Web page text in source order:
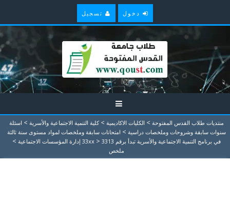
دخول تسجيل
منتديات طلاب القدس المفتوحة > الكليات الاكاديمية > كلية التنمية الاجتماعية والأسرية > اسئلة
سنوات سابقة وشروحات وملخصات دراسية > امتحانات سابقة وملخصات لمواد مستوى سنة ثالثة
في برنامج التنمية الاجتماعية والأسرية تبدأ برقم 33xx
> 3313 إدارة المؤسسات الاجتماعية >
ملخص